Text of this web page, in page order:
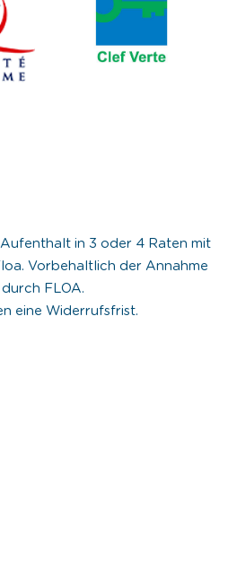
Aufenthalt in 3 oder 4 Raten mit
Vorbehaltlich der Annahme
durch FLOA.
eine Widerrufsfrist.